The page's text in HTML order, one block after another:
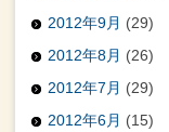
2012年9月 (29)
2012年8月 (26)
2012年7月 (29)
2012年6月 (15)